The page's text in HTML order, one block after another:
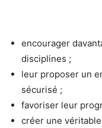
encourager
disciplines ;
leur proposer un
sécurisé ;
favoriser leur
créer une